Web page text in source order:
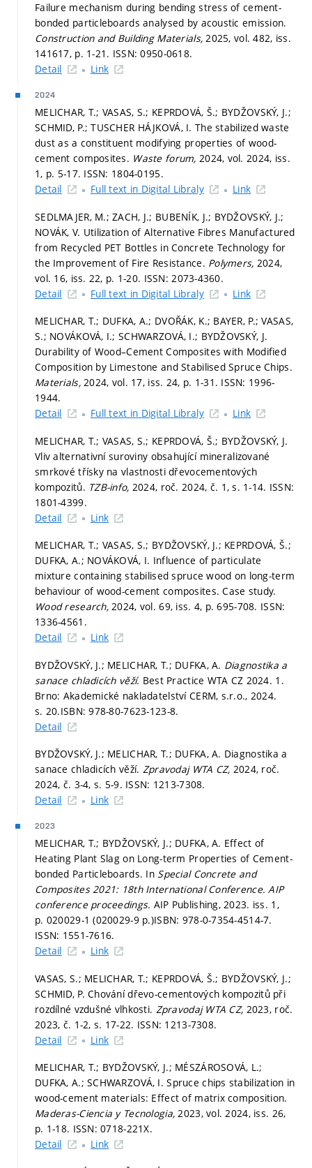
Failure mechanism during bending stress of cement-
bonded particleboards analysed by acoustic emission.
Construction and Building Materials,2025, vol. 482, iss.
141617, p. 1-21. ISSN: 0950-0618.
Detail
Link
2024
MELICHAR, T.; VASAS, S.; KEPRDOVÁ, Š.; BYDŽOVSKÝ, J.;
SCHMID, P.; TUSCHER HÁJKOVÁ, I. The stabilized waste
dust as a constituent modifying properties of wood-
cement composites. Waste forum, 2024, vol. 2024, iss.
1, p. 5-17. ISSN: 1804-0195.
Detail
Full text in Digital Libraly Link
SEDLMAJER, M.; ZACH, J.; BUBENÍK, J.; BYDŽOVSKÝ, J.;
NOVÁK, V. Utilization of Alternative Fibres Manufactured
from Recycled PET Bottles in Concrete Technology for
the Improvement of Fire Resistance. Polymers, 2024,
vol. 16, iss. 22, p. 1-20. ISSN: 2073-4360.
Detail
Full text in Digital Libraly Link
MELICHAR, T.; DUFKA, A.; DVOŘÁK, K.; BAYER, P.; VASAS,
S.; NOVÁKOVÁ, I.; SCHWARZOVÁ, I.; BYDŽOVSKÝ, J.
Durability of Wood–Cement Composites with Modified
Composition by Limestone and Stabilised Spruce Chips.
Materials,2024, vol. 17, iss. 24, p. 1-31. ISSN: 1996-
1944.
Detail
Full text in Digital Libraly Link
MELICHAR, T.; VASAS, S.; KEPRDOVÁ, Š.; BYDŽOVSKÝ, J.
Vliv alternativní suroviny obsahující mineralizované
smrkové třísky na vlastnosti dřevocementových
kompozitů. TZB-info, 2024, roč. 2024, č. 1,s. 1-14. ISSN:
1801-4399.
Detail
Link
MELICHAR, T.; VASAS, S.; BYDŽOVSKÝ, J.; KEPRDOVÁ, Š.;
DUFKA, A.; NOVÁKOVÁ, I. Influence of particulate
mixture containing stabilised spruce wood on long-term
behaviour of wood-cement composites. Case study.
Wood research,2024, vol. 69, iss. 4, p. 695-708. ISSN:
1336-4561.
Detail
Link
BYDŽOVSKÝ, J.; MELICHAR, T.; DUFKA, A. Diagnostika a
sanace chladicích věží. Best Practice WTA CZ 2024. 1.
Brno: Akademické nakladatelství CERM, s.r.o., 2024.
s. 20.ISBN: 978-80-7623-123-8.
Detail
BYDŽOVSKÝ, J.; MELICHAR, T.; DUFKA, A. Diagnostika a
sanace chladicích věží. Zpravodaj WTA CZ, 2024, roč.
2024, č. 3-4, s. 5-9. ISSN: 1213-7308.
Detail
Link
2023
MELICHAR, T.; BYDŽOVSKÝ, J.; DUFKA, A. Effect of
Heating Plant Slag on Long-term Properties of Cement-
bonded Particleboards. In Special Concrete and
Composites 2021: 18th International Conference.AIP
conference proceedings. AIP Publishing, 2023. iss. 1,
p. 020029-1 (020029-9 p.)ISBN: 978-0-7354-4514-7.
ISSN: 1551-7616.
Detail
Link
VASAS, S.; MELICHAR, T.; KEPRDOVÁ, Š.; BYDŽOVSKÝ, J.;
SCHMID, P. Chování dřevo-cementových kompozitů při
rozdílné vzdušné vlhkosti. Zpravodaj WTA CZ, 2023, roč.
2023, č. 1-2, s. 17-22. ISSN: 1213-7308.
Detail
Link
MELICHAR, T.; BYDŽOVSKÝ, J.; MÉSZÁROSOVÁ, L.;
DUFKA, A.; SCHWARZOVÁ, I. Spruce chips stabilization in
wood-cement materials: Effect of matrix composition.
Maderas-Ciencia y Tecnologia,2023, vol. 2024, iss. 26,
p. 1-18. ISSN: 0718-221X.
Detail
Link